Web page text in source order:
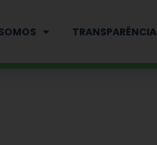
TRANSPARÊNCIA